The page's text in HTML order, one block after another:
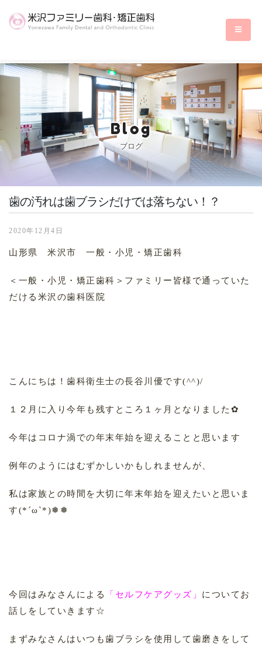
Blog
ブログ
歯の汚れは歯ブラシだけでは落ちない！？
2020年12月4日
山形県 米沢市 一般・小児・矯正歯科
＜一般・小児・矯正歯科＞ファミリー皆様で通っていた
だける米沢の歯科医院
こんにちは！歯科衛生士の長谷川優です(^^)/
１２月に入り今年も残すところ１ヶ月となりました✿
今年はコロナ渦での年末年始を迎えることと思います
例年のようにはむずかしいかもしれませんが、
私は家族との時間を大切に年末年始を迎えたいと思いま
す(*´ω`*)❅❅
今回はみなさんによる 「セルフケアグッズ」 についてお
話しをしていきます☆
まずみなさんはいつも歯ブラシを使用して歯磨きをして